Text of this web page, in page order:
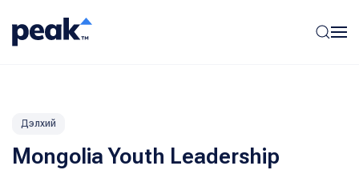
Дэлхий
Mongolia Youth Leadership